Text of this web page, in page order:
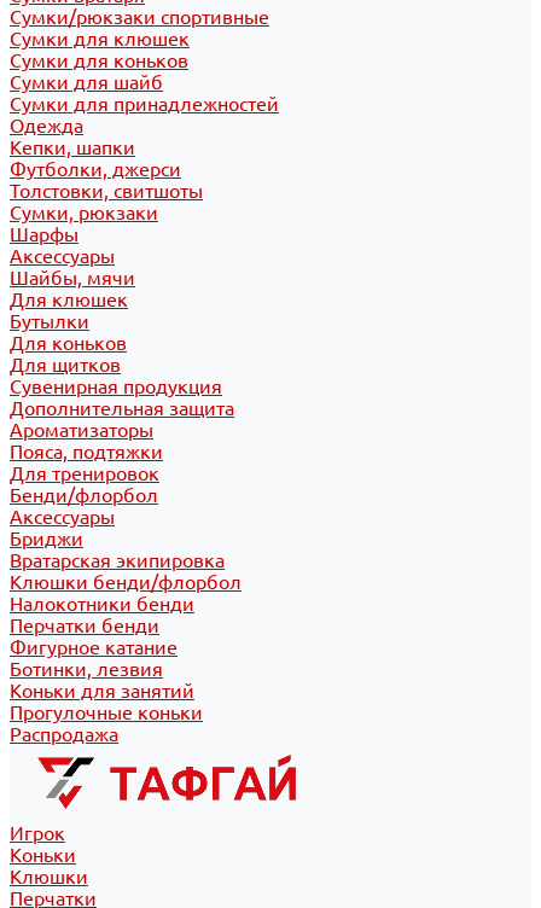
Сумки/рюкзаки спортивные
Сумки для клюшек
Сумки для коньков
Сумки для шайб
Сумки для принадлежностей
Одежда
Кепки, шапки
Футболки, джерси
Толстовки, свитшоты
Сумки, рюкзаки
Шарфы
Аксессуары
Шайбы, мячи
Для клюшек
Бутылки
Для коньков
Для щитков
Сувенирная продукция
Дополнительная защита
Ароматизаторы
Пояса, подтяжки
Для тренировок
Бенди/флорбол
Аксессуары
Бриджи
Вратарская экипировка
Клюшки бенди/флорбол
Налокотники бенди
Перчатки бенди
Фигурное катание
Ботинки, лезвия
Коньки для занятий
Прогулочные коньки
Распродажа
Игрок
Коньки
Клюшки
Перчатки